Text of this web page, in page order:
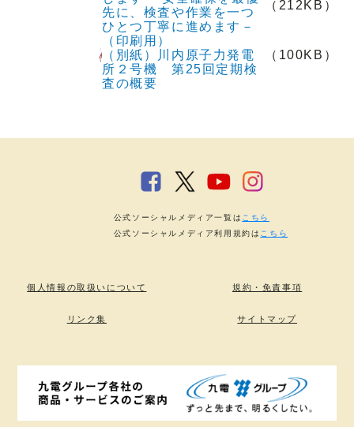
先に、検査や作業を一つ
ひとつ丁寧に進めます－
（印刷用）
（212KB）
（別紙）川内原子力発電
所２号機 第25回定期検
査の概要
（100KB）
個人情報の取扱いについて 規約・免責事項
リンク集 サイトマップ
公式ソーシャルメディア一覧は こちら
公式ソーシャルメディア利用規約は こちら